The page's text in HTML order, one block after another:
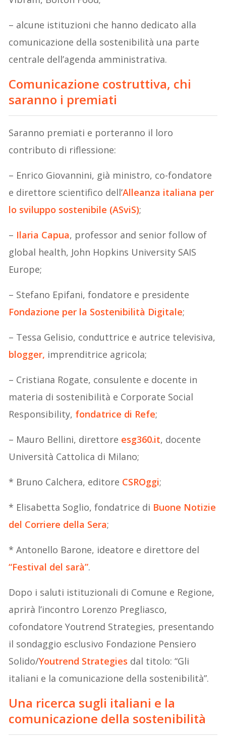
– alcune istituzioni che hanno dedicato alla
comunicazione della sostenibilità una parte
centrale dell’agenda amministrativa.
Comunicazione costruttiva, chi
saranno i premiati
Saranno premiati e porteranno il loro
contributo di riflessione:
– Enrico Giovannini, già ministro, co-fondatore
e direttore scientifico dell’Alleanza italiana per
lo sviluppo sostenibile (ASviS);
– Ilaria Capua, professor and senior follow of
global health, John Hopkins University SAIS
Europe;
– Stefano Epifani, fondatore e presidente
Fondazione per la Sostenibilità Digitale;
– Tessa Gelisio, conduttrice e autrice televisiva,
blogger, imprenditrice agricola;
– Cristiana Rogate, consulente e docente in
materia di sostenibilità e Corporate Social
Responsibility, fondatrice di Refe;
– Mauro Bellini, direttore esg360.it, docente
Università Cattolica di Milano;
* Bruno Calchera, editore CSROggi;
* Elisabetta Soglio, fondatrice di Buone Notizie
del Corriere della Sera;
* Antonello Barone, ideatore e direttore del
“Festival del sarà”.
Dopo i saluti istituzionali di Comune e Regione,
aprirà l’incontro Lorenzo Pregliasco,
cofondatore Youtrend Strategies, presentando
il sondaggio esclusivo Fondazione Pensiero
Solido/Youtrend Strategies dal titolo: “Gli
italiani e la comunicazione della sostenibilità”.
Una ricerca sugli italiani e la
comunicazione della sostenibilità